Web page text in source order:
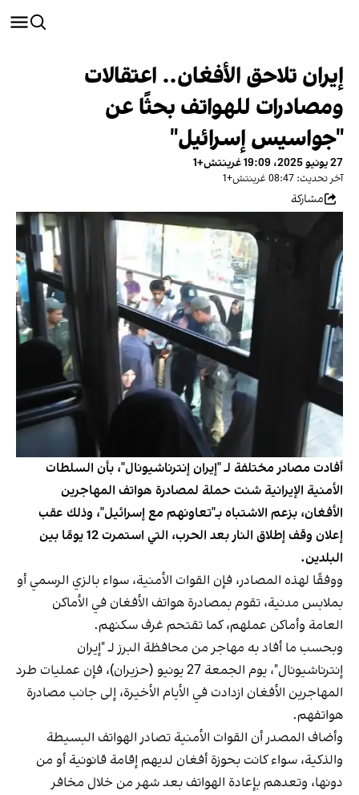
إيران تلاحق الأفغان.. اعتقالات
ومصادرات للهواتف بحثًا عن
"جواسيس إسرائيل"
27 يونيو 2025، 19:09 غرينتش+1
آخر تحديث: 08:47 غرينتش+1
مشاركة
أفادت مصادر مختلفة لـ "إيران إنترناشيونال"، بأن السلطات
الأمنية الإيرانية شنت حملة لمصادرة هواتف المهاجرين
الأفغان، بزعم الاشتباه بـ"تعاونهم مع إسرائيل"، وذلك عقب
إعلان وقف إطلاق النار بعد الحرب، التي استمرت 12 يومًا بين
البلدين.
ووفقًا لهذه المصادر، فإن القوات الأمنية، سواء بالزي الرسمي أو
بملابس مدنية، تقوم بمصادرة هواتف الأفغان في الأماكن
العامة وأماكن عملهم، كما تقتحم غرف سكنهم.
وبحسب ما أفاد به مهاجر من محافظة البرز لـ "إيران
إنترناشيونال"، يوم الجمعة 27 يونيو (حزيران)، فإن عمليات طرد
المهاجرين الأفغان ازدادت في الأيام الأخيرة، إلى جانب مصادرة
هواتفهم.
وأضاف المصدر أن القوات الأمنية تصادر الهواتف البسيطة
والذكية، سواء كانت بحوزة أفغان لديهم إقامة قانونية أو من
دونها، وتعدهم بإعادة الهواتف بعد شهر من خلال مخافر